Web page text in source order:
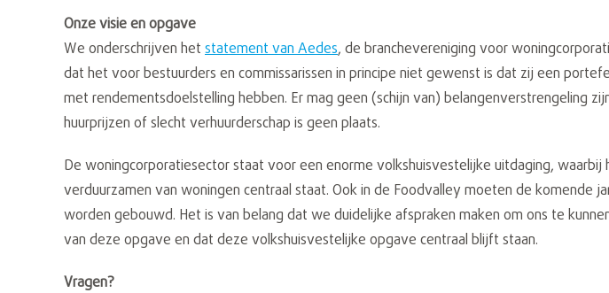
Onze visie en opgave
We onderschrijven het statement van Aedes, de branchevereniging voor
dat het voor bestuurders en commissarissen in principe niet gewenst is dat zij een
met rendementsdoelstelling hebben. Er mag geen (schijn van) belangenverstrengeling
huurprijzen of slecht verhuurderschap is geen plaats.
De woningcorporatiesector staat voor een enorme volkshuisvestelijke uitdaging, waarbij
verduurzamen van woningen centraal staat. Ook in de Foodvalley moeten de komende
worden gebouwd. Het is van belang dat we duidelijke afspraken maken om ons te
van deze opgave en dat deze volkshuisvestelijke opgave centraal blijft staan.
Vragen?